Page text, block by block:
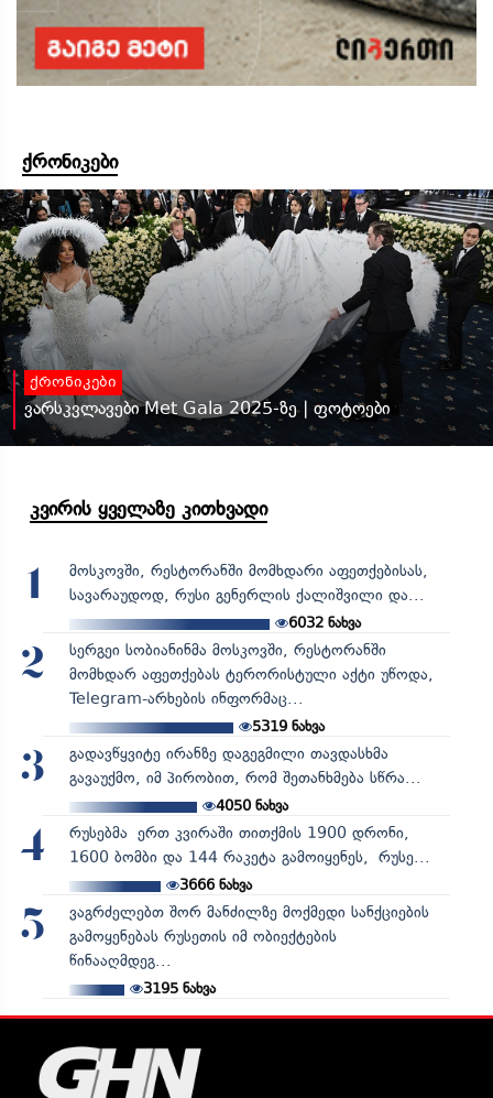
ქრონიკები
ქრონიკები
ვარსკვლავები Met Gala 2025-ზე | ფოტოები
კვირის ყველაზე კითხვადი
1
მოსკოვში, რესტორანში მომხდარი აფეთქებისას,
სავარაუდოდ, რუსი გენერლის ქალიშვილი და...
6032 ნახვა
2
სერგეი სობიანინმა მოსკოვში, რესტორანში
მომხდარ აფეთქებას ტერორისტული აქტი უწოდა,
Telegram-არხების ინფორმაც...
5319ნახვა
3
გადავწყვიტე ირანზე დაგეგმილი თავდასხმა
გავაუქმო, იმ პირობით, რომ შეთანხმება სწრა...
4050ნახვა
4
რუსებმა ერთ კვირაში თითქმის 1900 დრონი,
1600 ბომბი და 144 რაკეტა გამოიყენეს, რუსე...
3666ნახვა
5
ვაგრძელებთ შორ მანძილზე მოქმედი სანქციების
გამოყენებას რუსეთის იმ ობიექტების
წინააღმდეგ...
3195ნახვა